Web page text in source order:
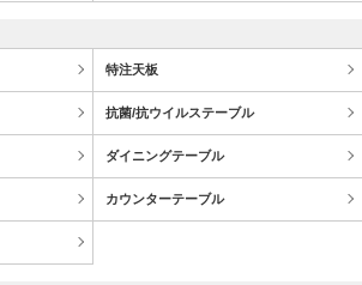
特注天板
抗菌/抗ウイルステーブル
ダイニングテーブル
カウンターテーブル